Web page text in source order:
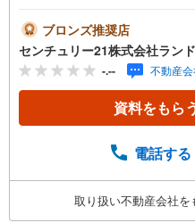
までお気軽にお問い合
1ランドについて＞●セ
は・・・ お客様のご
けるお住いを全力でお
のご相談など、些細
せ！●リフォームのご
川」駅 徒歩約10分○
ーズにご案内が可能で
ブロンズ推奨店
センチュリー21株式会社ラン
-.-- 不動産
資料をもら
電話する
取り扱い不動産会社を